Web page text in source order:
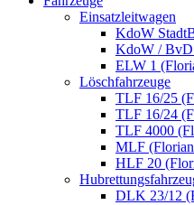
Einsatzleitwagen
KdoW
KdoW / BvD
ELW 1
Löschfahrzeuge
TLF 16/25
TLF 16/24
TLF 4000
MLF
HLF 20
DLK 23/12